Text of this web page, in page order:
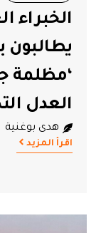
#وقفة احتجاجية
الخبراء
‘مظلمة
العدل
هدى بوغنية
اقرأ المزيد